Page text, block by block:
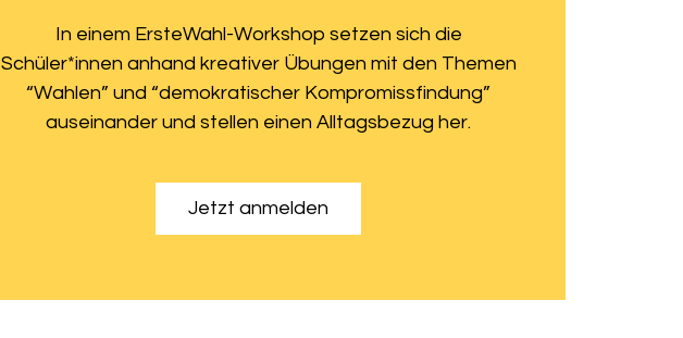
In einem ErsteWahl-Workshop setzen sich die
Schüler*innen anhand kreativer Übungen mit den Themen
“Wahlen” und “demokratischer Kompromissfindung”
auseinander und stellen einen Alltagsbezug her.
Jetzt anmelden